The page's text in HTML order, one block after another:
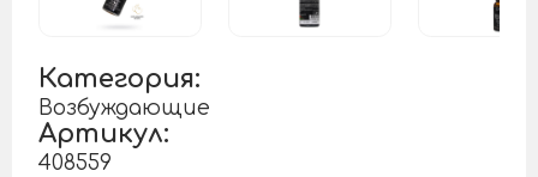
Категория:
Возбуждающие
Артикул:
408559